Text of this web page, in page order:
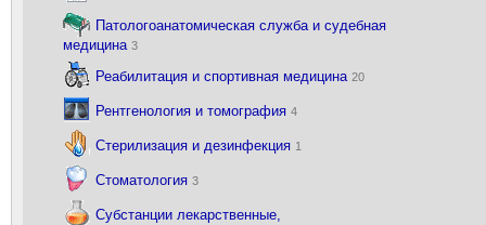
Патологоанатомическая служба и судебная
медицина 3
Реабилитация и спортивная медицина 20
Рентгенология и томография 4
Стерилизация и дезинфекция 1
Стоматология 3
Субстанции лекарственные,